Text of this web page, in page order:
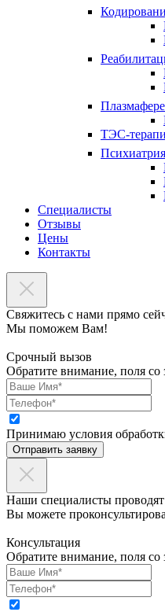
ТЭС-
Психиатрия
Специалисты
Отзывы
Цены
Контакты
Свяжитесь с нами прямо
Мы поможем Вам!
Срочный вызов
Обратите внимание, поля со
Принимаю условия
Отправить заявку
Наши специалисты проводят
Вы можете
Консультация
Обратите внимание, поля со